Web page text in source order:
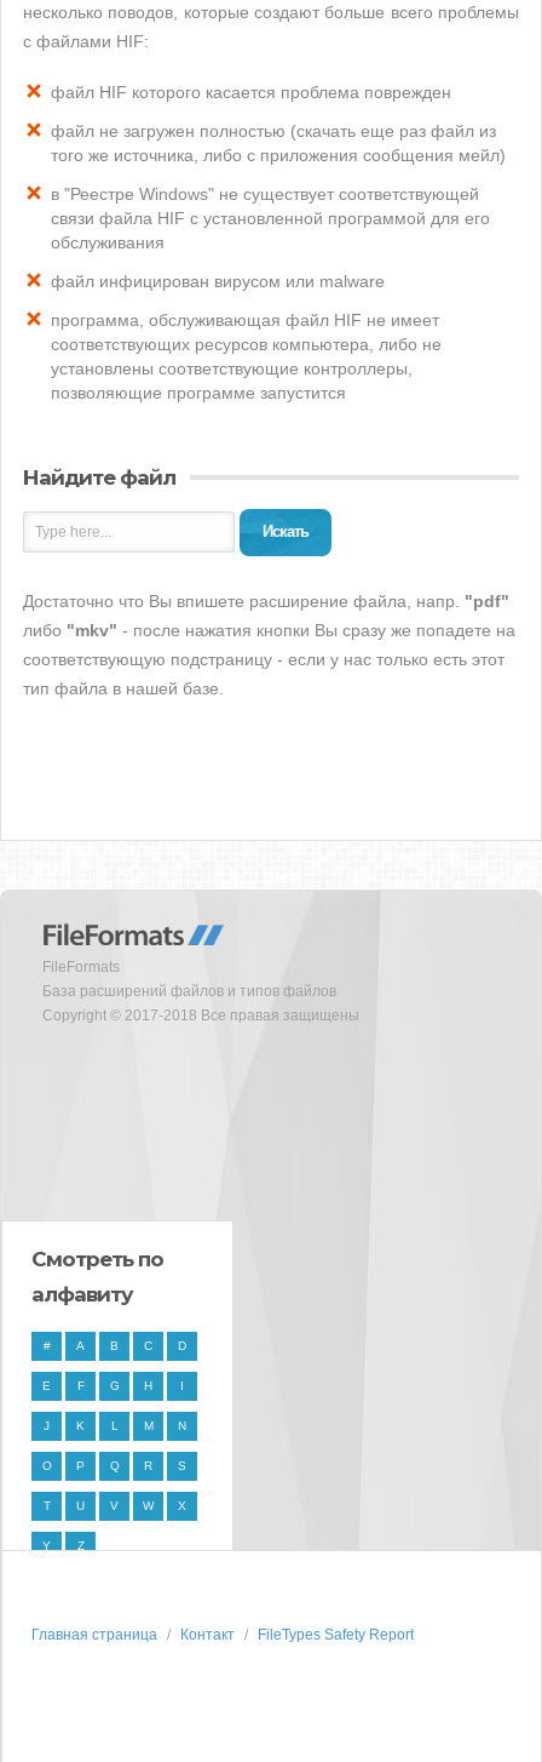
несколько поводов, которые создают больше всего проблемы
с файлами HIF:
файл HIF которого касается проблема поврежден
файл не загружен полностью (скачать еще раз файл из
того же источника, либо с приложения сообщения мейл)
в "Реестре Windows" не существует соответствующей
связи файла HIF с установленной программой для его
обслуживания
файл инфицирован вирусом или malware
программа, обслуживающая файл HIF не имеет
соответствующих ресурсов компьютера, либо не
установлены соответствующие контроллеры,
позволяющие программе запустится
Найдите файл
Искать
Достаточно что Вы впишете расширение файла, напр. "pdf"
либо "mkv" - после нажатия кнопки Вы сразу же попадете на
соответствующую подстраницу - если у нас только есть этот
тип файла в нашей базе.
FileFormats
База расширений файлов и типов файлов
Copyright © 2017-2018 Все правая защищены
Смотреть по
алфавиту
# A B C D
E F G H I
J K L M N
O P Q R S
T U V W X
Y Z
Главная страница Контакт FileTypes Safety Report